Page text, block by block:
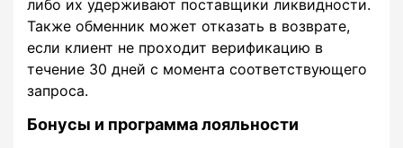
либо их удерживают поставщики ликвидности.
Также обменник может отказать в возврате,
если клиент не проходит верификацию в
течение 30 дней с момента соответствующего
запроса.
Бонусы и программа лояльности